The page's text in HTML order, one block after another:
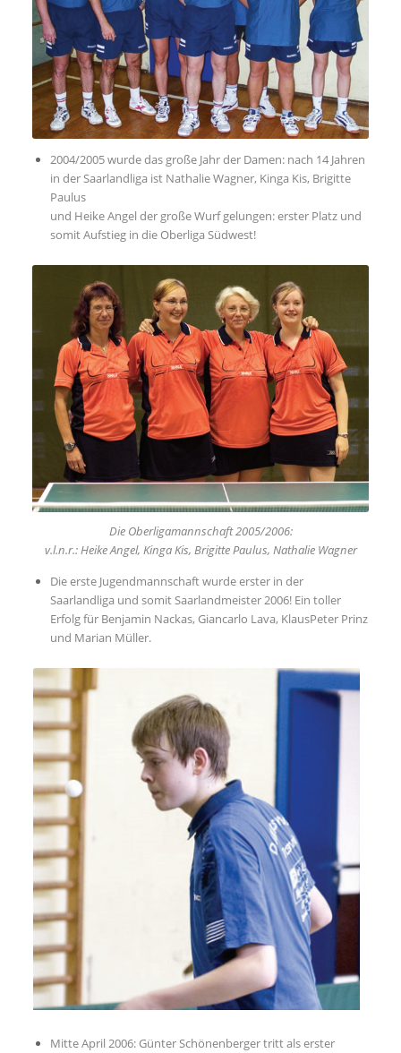
2004/2005 wurde das große Jahr der Damen: nach 14 Jahren
in der Saarlandliga ist Nathalie Wagner, Kinga Kis, Brigitte
Paulus
und Heike Angel der große Wurf gelungen: erster Platz und
somit Aufstieg in die Oberliga Südwest!
Die Oberligamannschaft 2005/2006:
v.l.n.r.: Heike Angel, Kinga Kis, Brigitte Paulus, Nathalie Wagner
Die erste Jugendmannschaft wurde erster in der
Saarlandliga und somit Saarlandmeister 2006! Ein toller
Erfolg für Benjamin Nackas, Giancarlo Lava, KlausPeter Prinz
und Marian Müller.
Mitte April 2006: Günter Schönenberger tritt als erster